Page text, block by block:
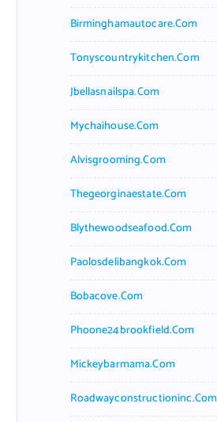
Birminghamautocare.com
Tonyscountrykitchen.com
Jbellasnailspa.com
Mychaihouse.com
Alvisgrooming.com
Thegeorginaestate.com
Blythewoodseafood.com
Paolosdelibangkok.com
Bobacove.com
Phoone24brookfield.com
Mickeybarmama.com
Roadwayconstructioninc.com